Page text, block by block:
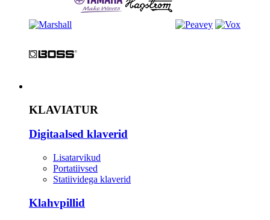
KLAVIATUR
Digitaalsed klaverid
Lisatarvikud
Portatiivsed
Statiividega klaverid
Klahvpillid